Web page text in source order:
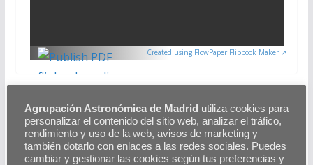
Created using FlowPaper Flipbook Maker ↗
El clima en la historia de la Tierra
Raya del Hidrógeno neutro Hn en 1420.4 MHz y
desplazamiento Doppler
Agrupación Astronómica de Madrid utiliza cookies para
personalizar el contenido del sitio web, analizar el tráfico,
rendimiento y uso de la web, avisos de marketing y
también dotarlo con enlaces a las redes sociales. Puedes
cambiar y gestionar las cookies según tus preferencias y